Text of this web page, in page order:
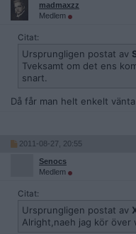
madmaxzz
Medlem
Citat:
Ursprungligen postat av
Tveksamt om det ens
snart.
Då får man helt enkelt
2011-08-27, 20:55
Senocs
Medlem
Citat:
Ursprungligen postat av
Alright,naeh jag kör över